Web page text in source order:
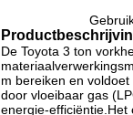
De Toyota 3 ton
m bereiken en
door vloeibaar gas
energie-efficiëntie.Het